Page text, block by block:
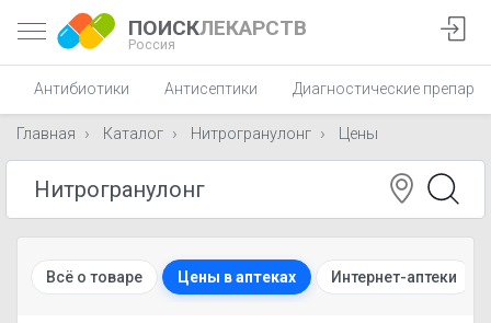
ПОИСКЛЕКАРСТВ
Россия
Антибиотики Антисептики Диагностические
Главная Каталог Нитрогранулонг Цены
Всё о товаре Цены в аптеках Интернет-аптеки